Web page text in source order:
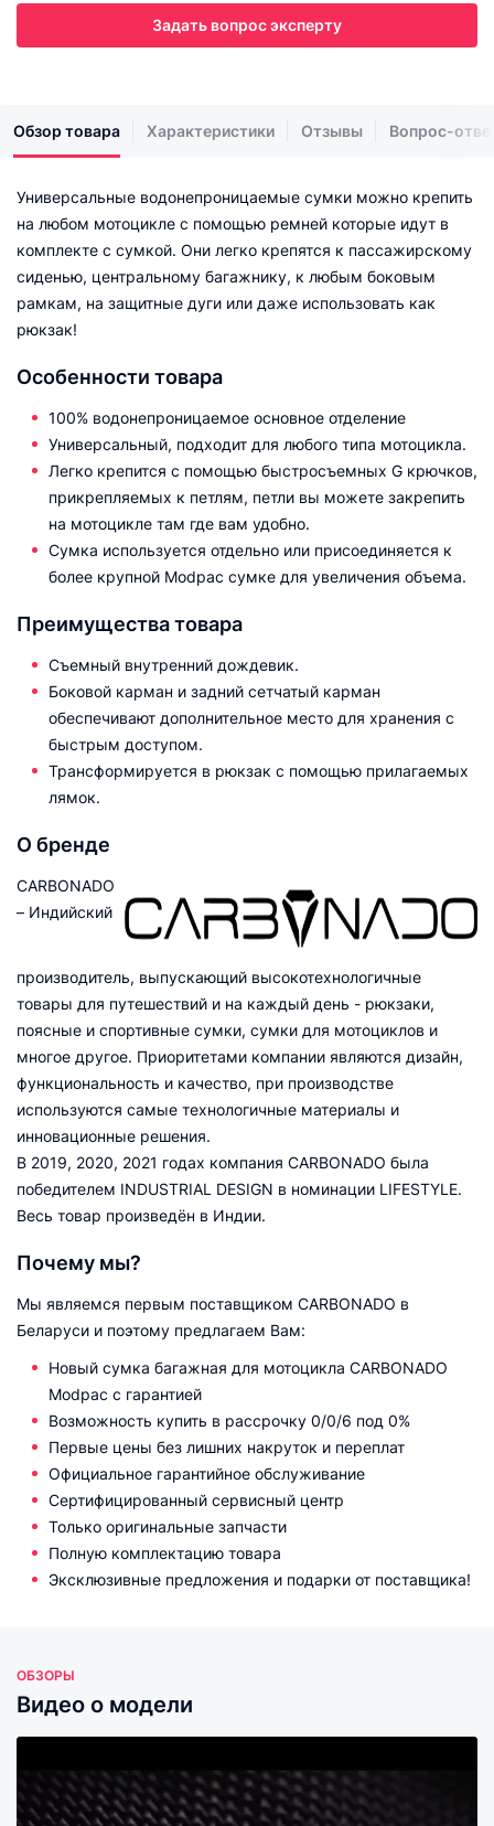
Задать вопрос эксперту
Обзор товара Характеристики Отзывы Вопрос-
Универсальные водонепроницаемые сумки можно крепить
на любом мотоцикле с помощью ремней которые идут в
комплекте с сумкой. Они легко крепятся к пассажирскому
сиденью, центральному багажнику, к любым боковым
рамкам, на защитные дуги или даже использовать как
рюкзак!
Особенности товара
100% водонепроницаемое основное отделение
Универсальный, подходит для любого типа мотоцикла.
Легко крепится с помощью быстросъемных G крючков,
прикрепляемых к петлям, петли вы можете закрепить
на мотоцикле там где вам удобно.
Сумка используется отдельно или присоединяется к
более крупной Modpac сумке для увеличения объема.
Преимущества товара
Съемный внутренний дождевик.
Боковой карман и задний сетчатый карман
обеспечивают дополнительное место для хранения с
быстрым доступом.
Трансформируется в рюкзак с помощью прилагаемых
лямок.
О бренде
CARBONADO
– Индийский
производитель, выпускающий высокотехнологичные
товары для путешествий и на каждый день - рюкзаки,
поясные и спортивные сумки, сумки для мотоциклов и
многое другое. Приоритетами компании являются дизайн,
функциональность и качество, при производстве
используются самые технологичные материалы и
инновационные решения.
В 2019, 2020, 2021 годах компания CARBONADO была
победителем INDUSTRIAL DESIGN в номинации LIFESTYLE.
Весь товар произведён в Индии.
Почему мы?
Мы являемся первым поставщиком CARBONADO в
Беларуси и поэтому предлагаем Вам:
Новый сумка багажная для мотоцикла CARBONADO
Modpac с гарантией
Возможность купить в рассрочку 0/0/6 под 0%
Первые цены без лишних накруток и переплат
Официальное гарантийное обслуживание
Сертифицированный сервисный центр
Только оригинальные запчасти
Полную комплектацию товара
Эксклюзивные предложения и подарки от поставщика!
ОБЗОРЫ
Видео о модели